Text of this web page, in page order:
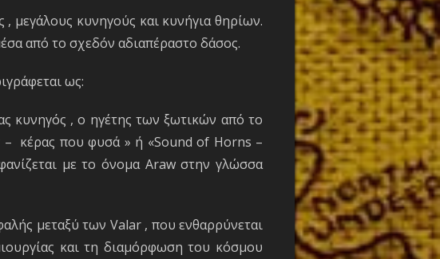
, μεγάλους κυνηγούς και κυνήγια θηρίων.
από το σχεδόν αδιαπέραστο δάσος.
ως:
κυνηγός , ο ηγέτης των ξωτικών από το
– κέρας που φυσά » ή «Sound of Horns –
με το όνομα Araw στην γλώσσα
μεταξύ των Valar , που ενθαρρύνεται
και τη διαμόρφωση του κόσμου